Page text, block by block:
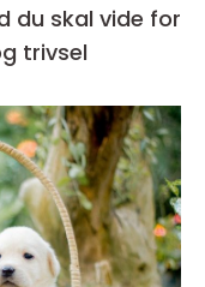
du skal vide for
trivsel